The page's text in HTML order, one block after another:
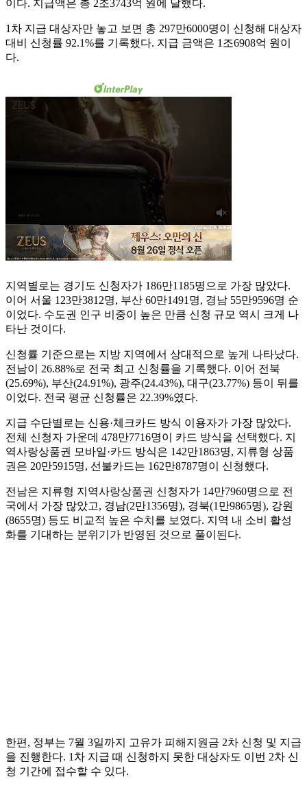
이다. 지급액은 총 2조3743억 원에 달했다.
1차 지급 대상자만 놓고 보면 총 297만6000명이 신청해 대상자
대비 신청률 92.1%를 기록했다. 지급 금액은 1조6908억 원이
다.
지역별로는 경기도 신청자가 186만1185명으로 가장 많았다.
이어 서울 123만3812명, 부산 60만1491명, 경남 55만9596명 순
이었다. 수도권 인구 비중이 높은 만큼 신청 규모 역시 크게 나
타난 것이다.
신청률 기준으로는 지방 지역에서 상대적으로 높게 나타났다.
전남이 26.88%로 전국 최고 신청률을 기록했다. 이어 전북
(25.69%), 부산(24.91%), 광주(24.43%), 대구(23.77%) 등이 뒤를
이었다. 전국 평균 신청률은 22.39%였다.
지급 수단별로는 신용·체크카드 방식 이용자가 가장 많았다.
전체 신청자 가운데 478만7716명이 카드 방식을 선택했다. 지
역사랑상품권 모바일·카드 방식은 142만1863명, 지류형 상품
권은 20만5915명, 선불카드는 162만8787명이 신청했다.
전남은 지류형 지역사랑상품권 신청자가 14만7960명으로 전
국에서 가장 많았고, 경남(2만1356명), 경북(1만9865명), 강원
(8655명) 등도 비교적 높은 수치를 보였다. 지역 내 소비 활성
화를 기대하는 분위기가 반영된 것으로 풀이된다.
한편, 정부는 7월 3일까지 고유가 피해지원금 2차 신청 및 지급
을 진행한다. 1차 지급 때 신청하지 못한 대상자도 이번 2차 신
청 기간에 접수할 수 있다.